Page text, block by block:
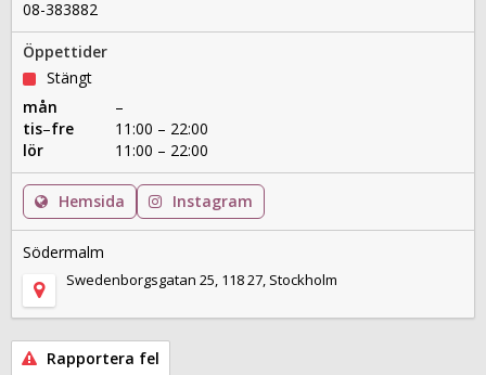
08-383882
Öppettider
Stängt
mån
–
tis–fre
11:00 – 22:00
lör
11:00 – 22:00
Hemsida Instagram
Södermalm
Swedenborgsgatan 25, 118 27, Stockholm
Rapportera fel